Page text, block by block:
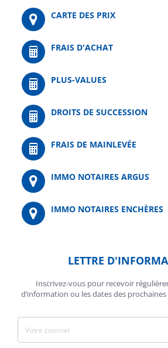
CARTE DES PRIX
FRAIS D'ACHAT
PLUS-VALUES
DROITS DE SUCCESSION
FRAIS DE MAINLEVÉE
IMMO NOTAIRES ARGUS
IMMO NOTAIRES ENCHÈRES
LETTRE
Inscrivez-vous pour recevoir
d’information ou les dates des